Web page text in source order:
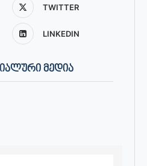
TWITTER
LINKEDIN
ᲛᲔᲓᲘᲐ